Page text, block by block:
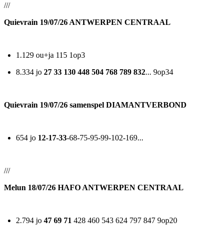
///
Quievrain 19/07/26 ANTWERPEN CENTRAAL
1.129 ou+ja 115 1op3
8.334 jo 27 33 130 448 504 768 789 832... 9op34
Quievrain 19/07/26 samenspel DIAMANTVERBOND
654 jo 12-17-33-68-75-95-99-102-169...
///
Melun 18/07/26 HAFO ANTWERPEN CENTRAAL
2.794 jo 47 69 71 428 460 543 624 797 847 9op20